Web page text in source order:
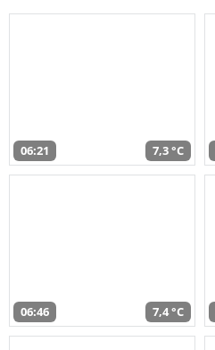
06:21 7,3 °C
06:46 7,4 °C